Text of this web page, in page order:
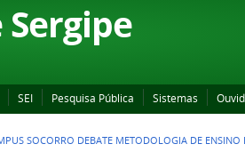
SEI Pesquisa Pública Sistemas
SOCORRO DEBATE METODOLOGIA DE ENSINO